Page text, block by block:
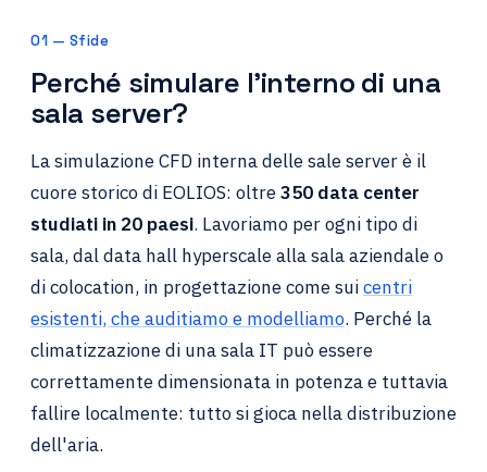
01 — Sfide
Perché simulare l'interno di una
sala server?
La simulazione CFD interna delle sale server è il
cuore storico di EOLIOS: oltre350 data center
studiati in 20 paesi. Lavoriamo per ogni tipo di
sala, dal data hall hyperscale alla sala aziendale o
di colocation, in progettazione come suicentri
esistenti, che auditiamo e modelliamo. Perché la
climatizzazione di una sala IT può essere
correttamente dimensionata in potenza e tuttavia
fallire localmente: tutto si gioca nella distribuzione
dell'aria.